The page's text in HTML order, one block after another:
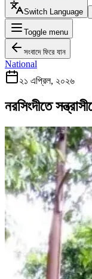
Switch Language
Toggle menu
সংবাদে ফিরে যান
National
২১ এপ্রিল, ২০২৬
নরসিংদীতে